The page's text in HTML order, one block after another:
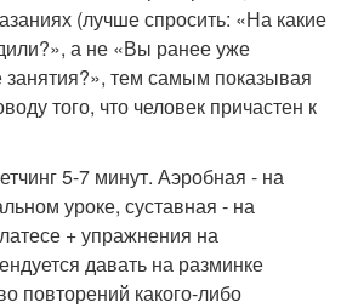
(лучше спросить: «На какие
а не «Вы ранее уже
тем самым показывая
того, что человек причастен к
5-7 минут. Аэробная - на
уроке, суставная - на
+ упражнения на
давать на разминке
повторений какого-либо